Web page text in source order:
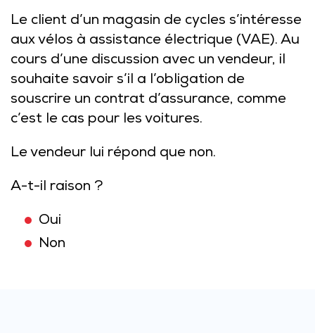
Le client d’un magasin de cycles s’intéresse
aux vélos à assistance électrique (VAE). Au
cours d’une discussion avec un vendeur, il
souhaite savoir s’il a l’obligation de
souscrire un contrat d’assurance, comme
c’est le cas pour les voitures.
Le vendeur lui répond que non.
A-t-il raison ?
Oui
Non